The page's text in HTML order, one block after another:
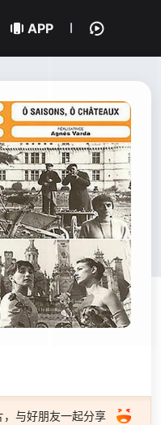
APP
，与好朋友一起分享